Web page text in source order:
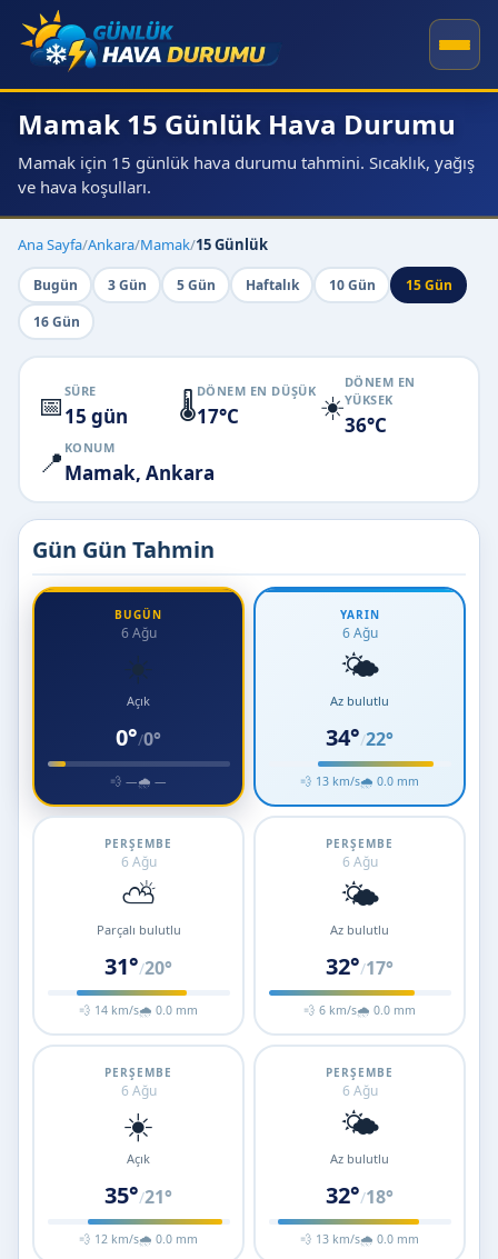
Mamak 15 Günlük Hava Durumu
Mamak için 15 günlük hava durumu tahmini. Sıcaklık, yağış
ve hava koşulları.
Ana Sayfa/Ankara/Mamak/15 Günlük
Bugün 3 Gün 5 Gün Haftalık 10 Gün
15 Gün
16 Gün
📅 SÜRE
15 gün 🌡️DÖNEM EN DÜŞÜK
17°C ☀️
DÖNEM EN
YÜKSEK
36°C
📍 KONUM
Mamak, Ankara
Gün Gün Tahmin
BUGÜN
6 Ağu
☀️
Açık
0°/0°
💨 —🌧 —
YARIN
6 Ağu
🌤️
Az bulutlu
34°/22°
💨 13 km/s🌧 0.0 mm
PERŞEMBE
6 Ağu
⛅
Parçalı bulutlu
31°/20°
💨 14 km/s🌧 0.0 mm
PERŞEMBE
6 Ağu
🌤️
Az bulutlu
32°/17°
💨 6 km/s🌧 0.0 mm
PERŞEMBE
6 Ağu
☀️
Açık
35°/21°
💨 12 km/s🌧 0.0 mm
PERŞEMBE
6 Ağu
🌤️
Az bulutlu
32°/18°
💨 13 km/s🌧 0.0 mm